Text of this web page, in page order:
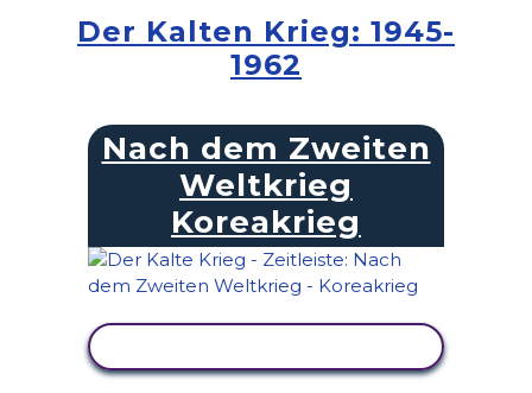
Der Kalten Krieg: 1945-
1962
Nach dem Zweiten
Weltkrieg
Koreakrieg